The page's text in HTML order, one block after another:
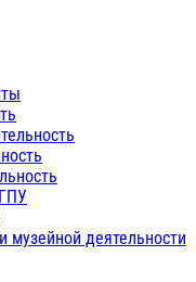
музейной деятельности